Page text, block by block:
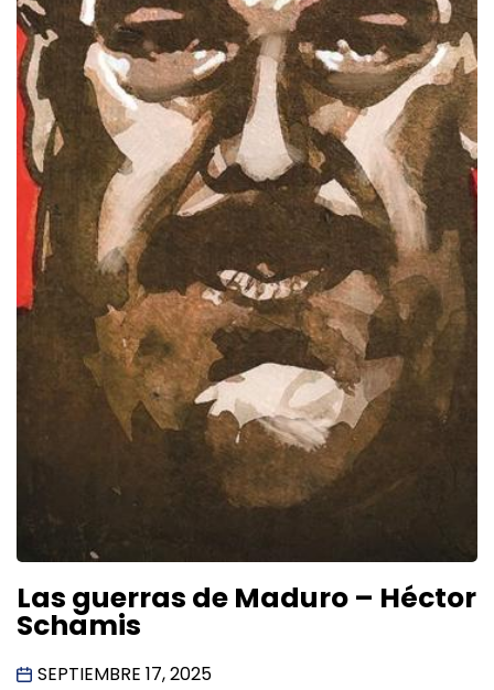
Las guerras de Maduro – Héctor
Schamis
SEPTIEMBRE 17, 2025